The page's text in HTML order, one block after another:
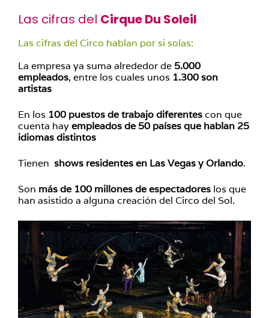
Las cifras del Cirque Du Soleil
Las cifras del Circo hablan por si solas:
La empresa ya suma alrededor de 5.000
empleados, entre los cuales unos 1.300 son
artistas
En los 100 puestos de trabajo diferentescon que
cuenta hayempleados de 50 países que hablan 25
idiomas distintos
Tienen shows residentes en Las Vegas y Orlando.
Son más de 100 millones de espectadores los que
han asistido a alguna creación del Circo del Sol.